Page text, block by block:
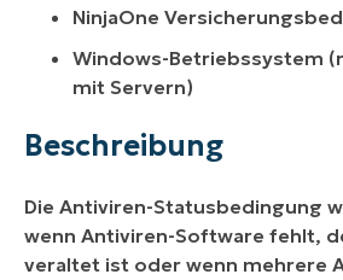
NinjaOne
Windows-Betriebssystem
mit Servern)
Beschreibung
Die Antiviren-Statusbedingung
wenn Antiviren-Software fehlt,
veraltet ist oder wenn mehrere